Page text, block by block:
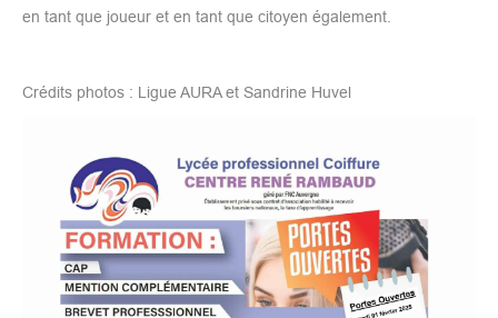
en tant que joueur et en tant que citoyen également.
Crédits photos : Ligue AURA et Sandrine Huvel